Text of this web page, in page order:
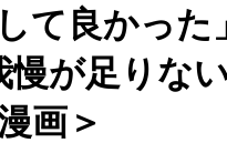
して良かっ
慢が足りな
画＞